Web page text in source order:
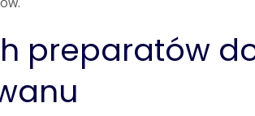
preparatów